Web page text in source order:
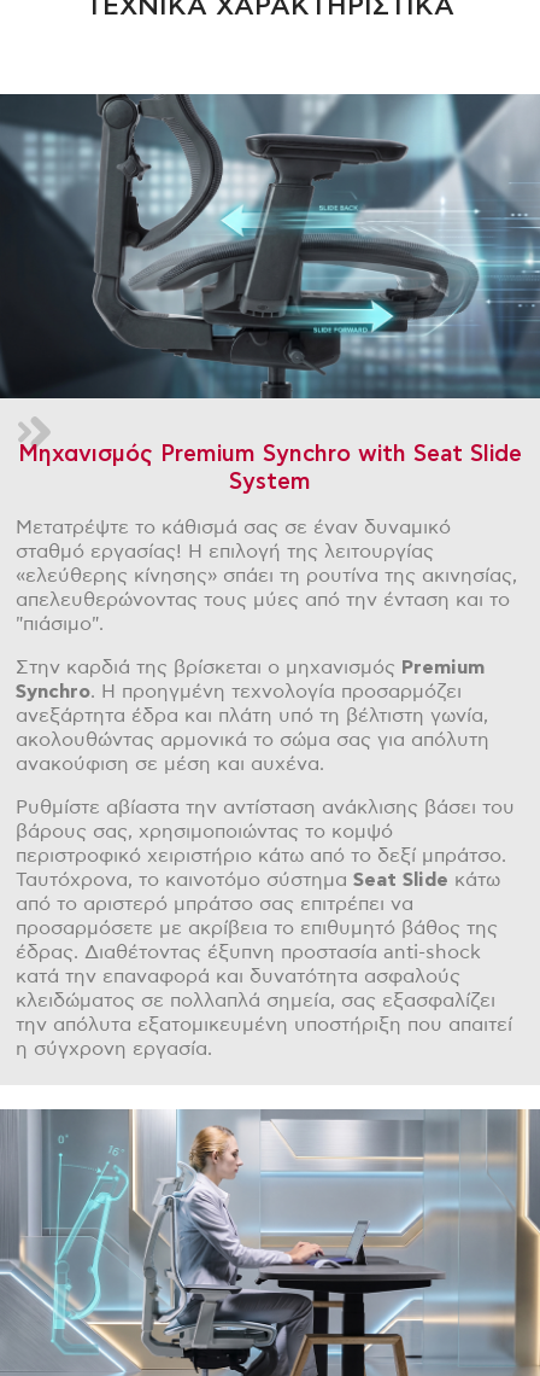
ΤΕΧΝΙΚΑ ΧΑΡΑΚΤΗΡΙΣΤΙΚΑ
Μηχανισμός Premium Synchro with Seat Slide
System
Μετατρέψτε το κάθισμά σας σε έναν δυναμικό
σταθμό εργασίας! Η επιλογή της λειτουργίας
«ελεύθερης κίνησης» σπάει τη ρουτίνα της ακινησίας,
απελευθερώνοντας τους μύες από την ένταση και το
"πιάσιμο".
Στην καρδιά της βρίσκεται ο μηχανισμός Premium
Synchro. Η προηγμένη τεχνολογία προσαρμόζει
ανεξάρτητα έδρα και πλάτη υπό τη βέλτιστη γωνία,
ακολουθώντας αρμονικά το σώμα σας για απόλυτη
ανακούφιση σε μέση και αυχένα.
Ρυθμίστε αβίαστα την αντίσταση ανάκλισης βάσει του
βάρους σας, χρησιμοποιώντας το κομψό
περιστροφικό χειριστήριο κάτω από το δεξί μπράτσο.
Ταυτόχρονα, το καινοτόμο σύστημαSeat Slide κάτω
από το αριστερό μπράτσο σας επιτρέπει να
προσαρμόσετε με ακρίβεια το επιθυμητό βάθος της
έδρας. Διαθέτοντας έξυπνη προστασία anti-shock
κατά την επαναφορά και δυνατότητα ασφαλούς
κλειδώματος σε πολλαπλά σημεία, σας εξασφαλίζει
την απόλυτα εξατομικευμένη υποστήριξη που απαιτεί
η σύγχρονη εργασία.